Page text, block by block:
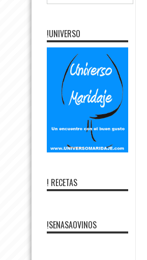
!UNIVERSO
! RECETAS
!SENASAOVINOS